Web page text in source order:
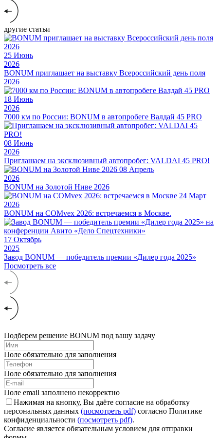
другие статьи
25 Июнь
2026
BONUM приглашает на выставку Всероссийский день поля
2026
18 Июнь
2026
7000 км по России: BONUM в автопробеге Валдай 45 PRO
08 Июнь
2026
Приглашаем на эксклюзивный автопробег: VALDAI 45 PRO!
08 Апрель
2026
BONUM на Золотой Ниве 2026
24 Март
2026
BONUM на COMvex 2026: встречаемся в Москве.
17 Октябрь
2025
Завод BONUM — победитель премии «Дилер года 2025»
Посмотреть все
Подберем решение BONUM под вашу задачу
Поле обязательно для заполнения
Поле обязательно для заполнения
Поле email заполнено некорректно
Нажимая на кнопку, Вы даёте согласие на обработку
персональных данных (посмотреть pdf) согласно Политике
конфиденциальности (посмотреть pdf).
Согласие является обязательным условием для отправки